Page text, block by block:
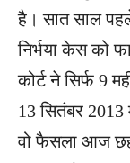
है। सात साल
निर्भया केस को
कोर्ट ने सिर्फ 9
13 सितंबर 2013
वो फैसला आज